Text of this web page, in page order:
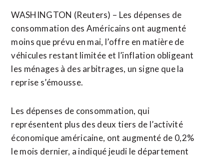
WASHINGTON (Reuters) – Les dépenses de
consommation des Américains ont augmenté
moins que prévu en mai, l’offre en matière de
véhicules restant limitée et l’inflation obligeant
les ménages à des arbitrages, un signe que la
reprise s’émousse.
Les dépenses de consommation, qui
représentent plus des deux tiers de l’activité
économique américaine, ont augmenté de 0,2%
le mois dernier, a indiqué jeudi le département